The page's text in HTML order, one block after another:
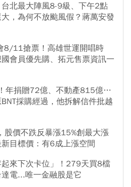
北最大陣風8-9級、下午2點
，為何不放颱風假？蔣萬安發
8/11搶票！高雄世運開唱時
會員優先購、拓元售票資訊一
年捐贈72億、不動產815億…
採購經過，他拆解信件批越
股價不跌反暴漲15%創最大漲
目標價：有6成上漲空間
來下次卡位」！279天買8檔
電...唯一金融股是它